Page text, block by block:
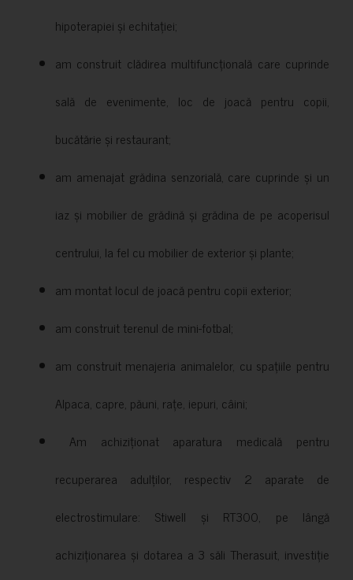
hipoterapiei și echitației;
am construit clădirea multifuncțională care cuprinde
sală de evenimente, loc de joacă pentru copii,
bucătărie și restaurant;
am amenajat grădina senzorială, care cuprinde și un
iaz și mobilier de grădină și grădina de pe acoperisul
centrului, la fel cu mobilier de exterior și plante;
am montat locul de joacă pentru copii exterior;
am construit terenul de mini-fotbal;
am construit menajeria animalelor, cu spațiile pentru
Alpaca, capre, păuni, rațe, iepuri, câini;
Am achiziționat aparatura medicală pentru
recuperarea adulților, respectiv 2 aparate de
electrostimulare: Stiwell și RT300, pe lângă
achiziționarea și dotarea a 3 săli Therasuit, investiție